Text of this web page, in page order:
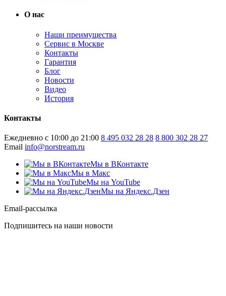
О нас
Наши преимущества
Сервис в Москве
Контакты
Гарантия
Блог
Новости
Видео
История
Контакты
Ежедневно с 10:00 до 21:00 8 495 032 28 28 8 800 302 28 27
Email info@norstream.ru
Мы в ВКонтакте
Мы в Макс
Мы на YouTube
Мы на Яндекс.Дзен
Email-рассылка
Подпишитесь на наши новости